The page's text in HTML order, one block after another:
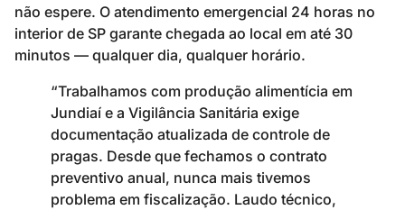
não espere. O atendimento emergencial 24 horas no
interior de SP garante chegada ao local em até 30
minutos — qualquer dia, qualquer horário.
“Trabalhamos com produção alimentícia em
Jundiaí e a Vigilância Sanitária exige
documentação atualizada de controle de
pragas. Desde que fechamos o contrato
preventivo anual, nunca mais tivemos
problema em fiscalização. Laudo técnico,